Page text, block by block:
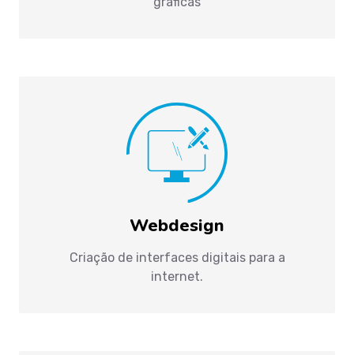
Webdesign
Criação de interfaces digitais para a
internet.